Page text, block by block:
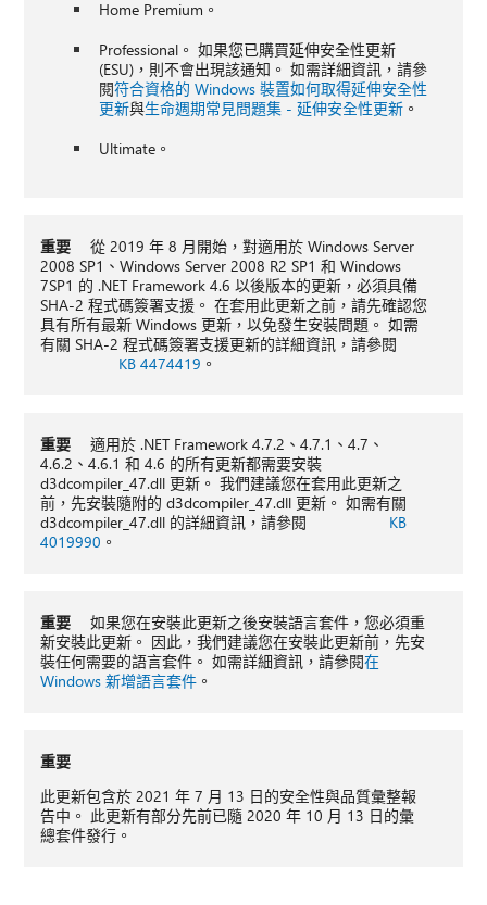
Home Premium。
Professional。 如果您已購買延伸安全性更新
(ESU)，則不會出現該通知。 如需詳細資訊，請參
閱符合資格的 Windows 裝置如何取得延伸安全性
更新與生命週期常見問題集 - 延伸安全性更新。
Ultimate。
重要
從 2019 年 8 月開始，對適用於 Windows Server
2008 SP1、Windows Server 2008 R2 SP1 和 Windows
7SP1 的 .NET Framework 4.6 以後版本的更新，必須具備
SHA-2 程式碼簽署支援。 在套用此更新之前，請先確認您
具有所有最新 Windows 更新，以免發生安裝問題。 如需
有關 SHA-2 程式碼簽署支援更新的詳細資訊，請參閱
KB 4474419 。
重要
適用於 .NET Framework 4.7.2、4.7.1、4.7、
4.6.2、4.6.1 和 4.6 的所有更新都需要安裝
d3dcompiler_47.dll 更新。 我們建議您在套用此更新之
前，先安裝隨附的 d3dcompiler_47.dll 更新。 如需有關
d3dcompiler_47.dll 的詳細資訊，請參閱 KB
4019990 。
重要
如果您在安裝此更新之後安裝語言套件，您必須重
新安裝此更新。 因此，我們建議您在安裝此更新前，先安
裝任何需要的語言套件。 如需詳細資訊，請參閱在
Windows 新增語言套件。
重要
此更新包含於 2021 年 7 月 13 日的安全性與品質彙整報
告中。 此更新有部分先前已隨 2020 年 10 月 13 日的彙
總套件發行。